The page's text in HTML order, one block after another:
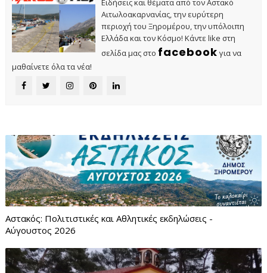
Ειδήσεις και θέματα από τον Αστακό
Αιτωλοακαρνανίας, την ευρύτερη
περιοχή του Ξηρομέρου, την υπόλοιπη
Ελλάδα και τον Κόσμο! Κάντε like στη
σελίδα μας στο facebook για να
μαθαίνετε όλα τα νέα!
Αστακός: Πολιτιστικές και Αθλητικές εκδηλώσεις -
Αύγουστος 2026